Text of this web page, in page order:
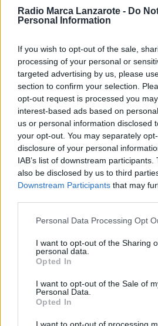
Radio Marca Lanzarote - Do
Personal Information
If you wish to opt-out of the sale,
processing of your personal or
targeted advertising by us, please
section to confirm your selection.
opt-out request is processed you
interest-based ads based on
us or personal information disclosed
your opt-out. You may separately
disclosure of your personal
IAB’s list of downstream
also be disclosed by us to third
Downstream Participants that may
Personal Data Processing Opt
I want to opt-out of the Sharing
personal data.
Opted In
I want to opt-out of the Sale of
Personal Data.
Opted In
I want to opt-out of processing
Arrecife mejoró
parte, ajustando líneas
reduciendo la diferencia en el
poco, empatando el choque
Martín a falta de siete minutos
Con el empate se llegó a los
encuentro, teniendo el
Ciudad de Arrecife varias
ponerse por delante en el
dándole la victoria a los
Con el marcador de 30 a 29 se
partido, sufriendo el
de Arrecife su primera derrota